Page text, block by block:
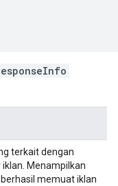
terkait dengan
Menampilkan
memuat iklan